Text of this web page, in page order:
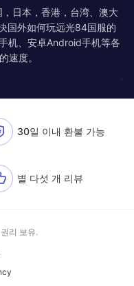
日本，香港，台湾、澳大
国外如何玩远光84国服的
机、安卓Android手机等各
速度。
30일 이내 환불 가능
별 다섯 개 리뷰
리 보유.